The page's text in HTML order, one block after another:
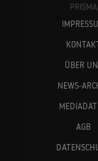
PRISMA
ÜBER
NEWS-
AGB